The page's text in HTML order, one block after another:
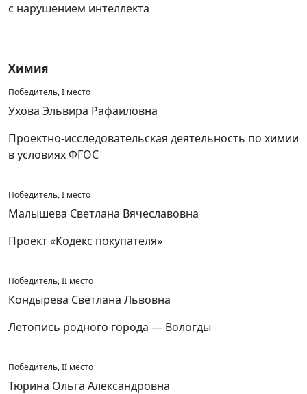
с нарушением интеллекта
Химия
Победитель, I место
Ухова Эльвира Рафаиловна
Проектно-исследовательская деятельность по химии
в условиях ФГОС
Победитель, I место
Малышева Светлана Вячеславовна
Проект «Кодекс покупателя»
Победитель, II место
Кондырева Светлана Львовна
Летопись родного города — Вологды
Победитель, II место
Тюрина Ольга Александровна